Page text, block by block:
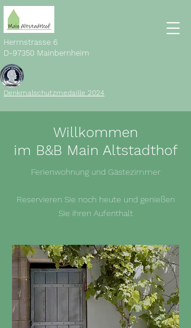
Herrnstrasse 6
D-97350 Mainbernheim
Denkmalschutzmedaille 2024
Willkommen
im B&B Main Altstadthof
Ferienwohnung und Gästezimmer
Reservieren Sie noch heute und genießen
Sie Ihren Aufenthalt